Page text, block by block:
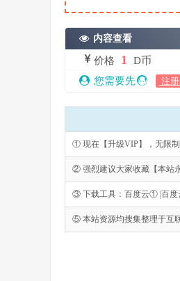
内容查看
价格 1
D币
您需要先
注
① 现在【升级VIP】，无限
② 强烈建议大家收藏【本站
③ 下载工具：百度云① |百度
⑤ 本站资源均搜集整理于互